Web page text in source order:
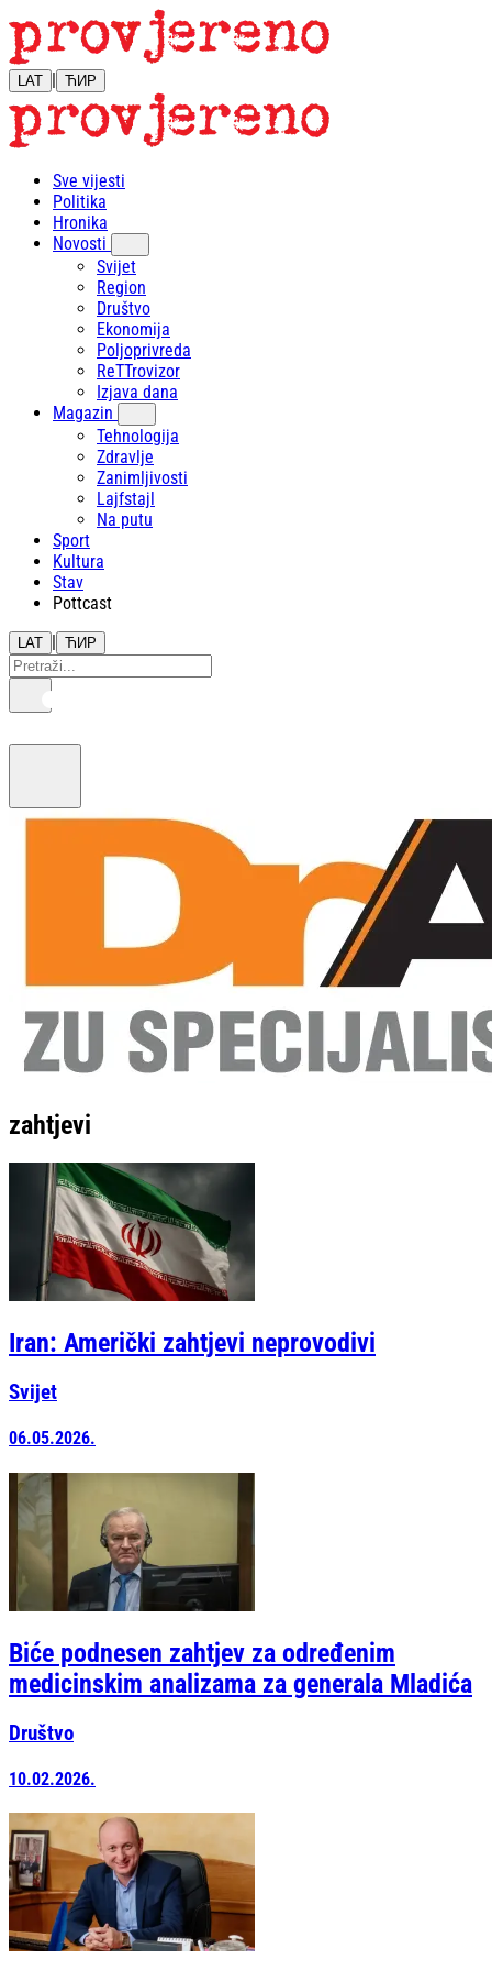
LAT | ЋИР
Sve vijesti
Politika
Hronika
Novosti
Svijet
Region
Društvo
Ekonomija
Poljoprivreda
ReTTrovizor
Izjava dana
Magazin
Tehnologija
Zdravlje
Zanimljivosti
Lajfstajl
Na putu
Sport
Kultura
Stav
Pottcast
LAT | ЋИР
zahtjevi
Iran: Američki zahtjevi neprovodivi
Svijet
06.05.2026.
Biće podnesen zahtjev za određenim
medicinskim analizama za generala Mladića
Društvo
10.02.2026.